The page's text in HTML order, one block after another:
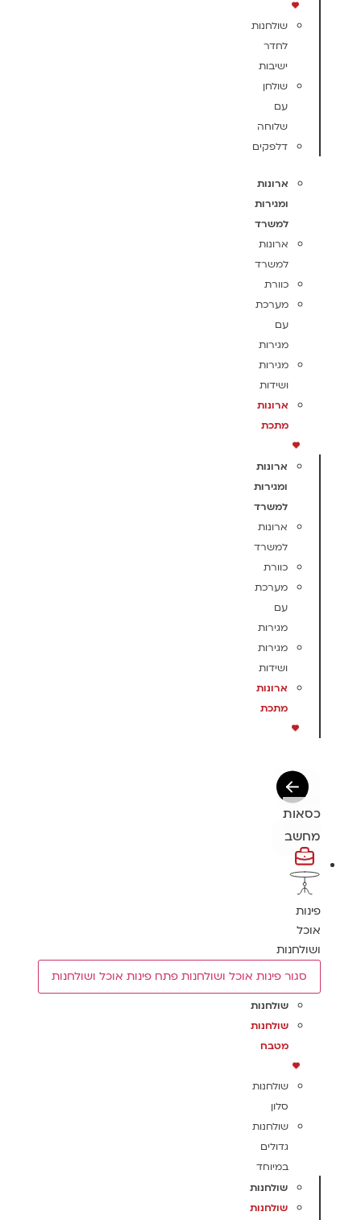
שולחנות
לחדר
ישיבות
שולחן
עם
שלוחה
דלפקים
ארונות
ומגירות
למשרד
ארונות
למשרד
כוורת
מערכת
עם
מגירות
מגירות
ושידות
ארונות
מתכת
ארונות
ומגירות
למשרד
ארונות
למשרד
כוורת
מערכת
עם
מגירות
מגירות
ושידות
ארונות
מתכת
כסאות
מחשב
פינות
אוכל
ושולחנות
סגור פינות אוכל ושולחנות פתח פינות אוכל ושולחנות
שולחנות
שולחנות
מטבח
שולחנות
סלון
שולחנות
גדולים
במיוחד
שולחנות
שולחנות